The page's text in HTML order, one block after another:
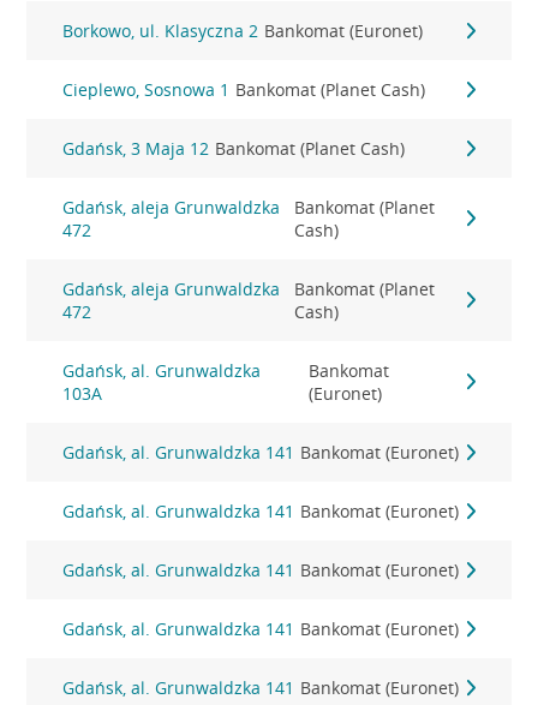
Borkowo, ul. Klasyczna 2 Bankomat (Euronet)
Cieplewo, Sosnowa 1 Bankomat (Planet Cash)
Gdańsk, 3 Maja 12 Bankomat (Planet Cash)
Gdańsk, aleja Grunwaldzka
472
Bankomat (Planet
Cash)
Gdańsk, aleja Grunwaldzka
472
Bankomat (Planet
Cash)
Gdańsk, al. Grunwaldzka
103A
Bankomat
(Euronet)
Gdańsk, al. Grunwaldzka 141 Bankomat (Euronet)
Gdańsk, al. Grunwaldzka 141 Bankomat (Euronet)
Gdańsk, al. Grunwaldzka 141 Bankomat (Euronet)
Gdańsk, al. Grunwaldzka 141 Bankomat (Euronet)
Gdańsk, al. Grunwaldzka 141 Bankomat (Euronet)